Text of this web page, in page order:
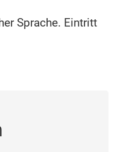
Sprache. Eintritt